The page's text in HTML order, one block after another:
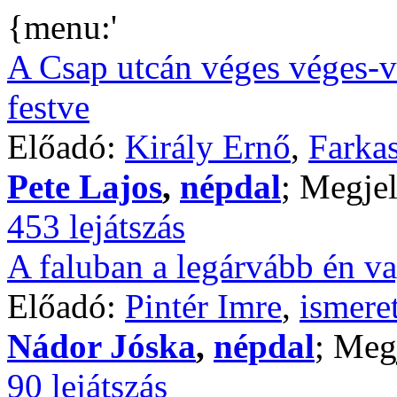
{menu:'
A Csap utcán véges
festve
Előadó: Király Ernő,
Pete Lajos, népdal;
453 lejátszás
A faluban a legárvább én
Előadó: Pintér Imre,
Nádor Jóska, népdal;
90 lejátszás